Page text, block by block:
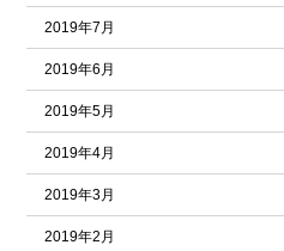
2019年7月
2019年6月
2019年5月
2019年4月
2019年3月
2019年2月